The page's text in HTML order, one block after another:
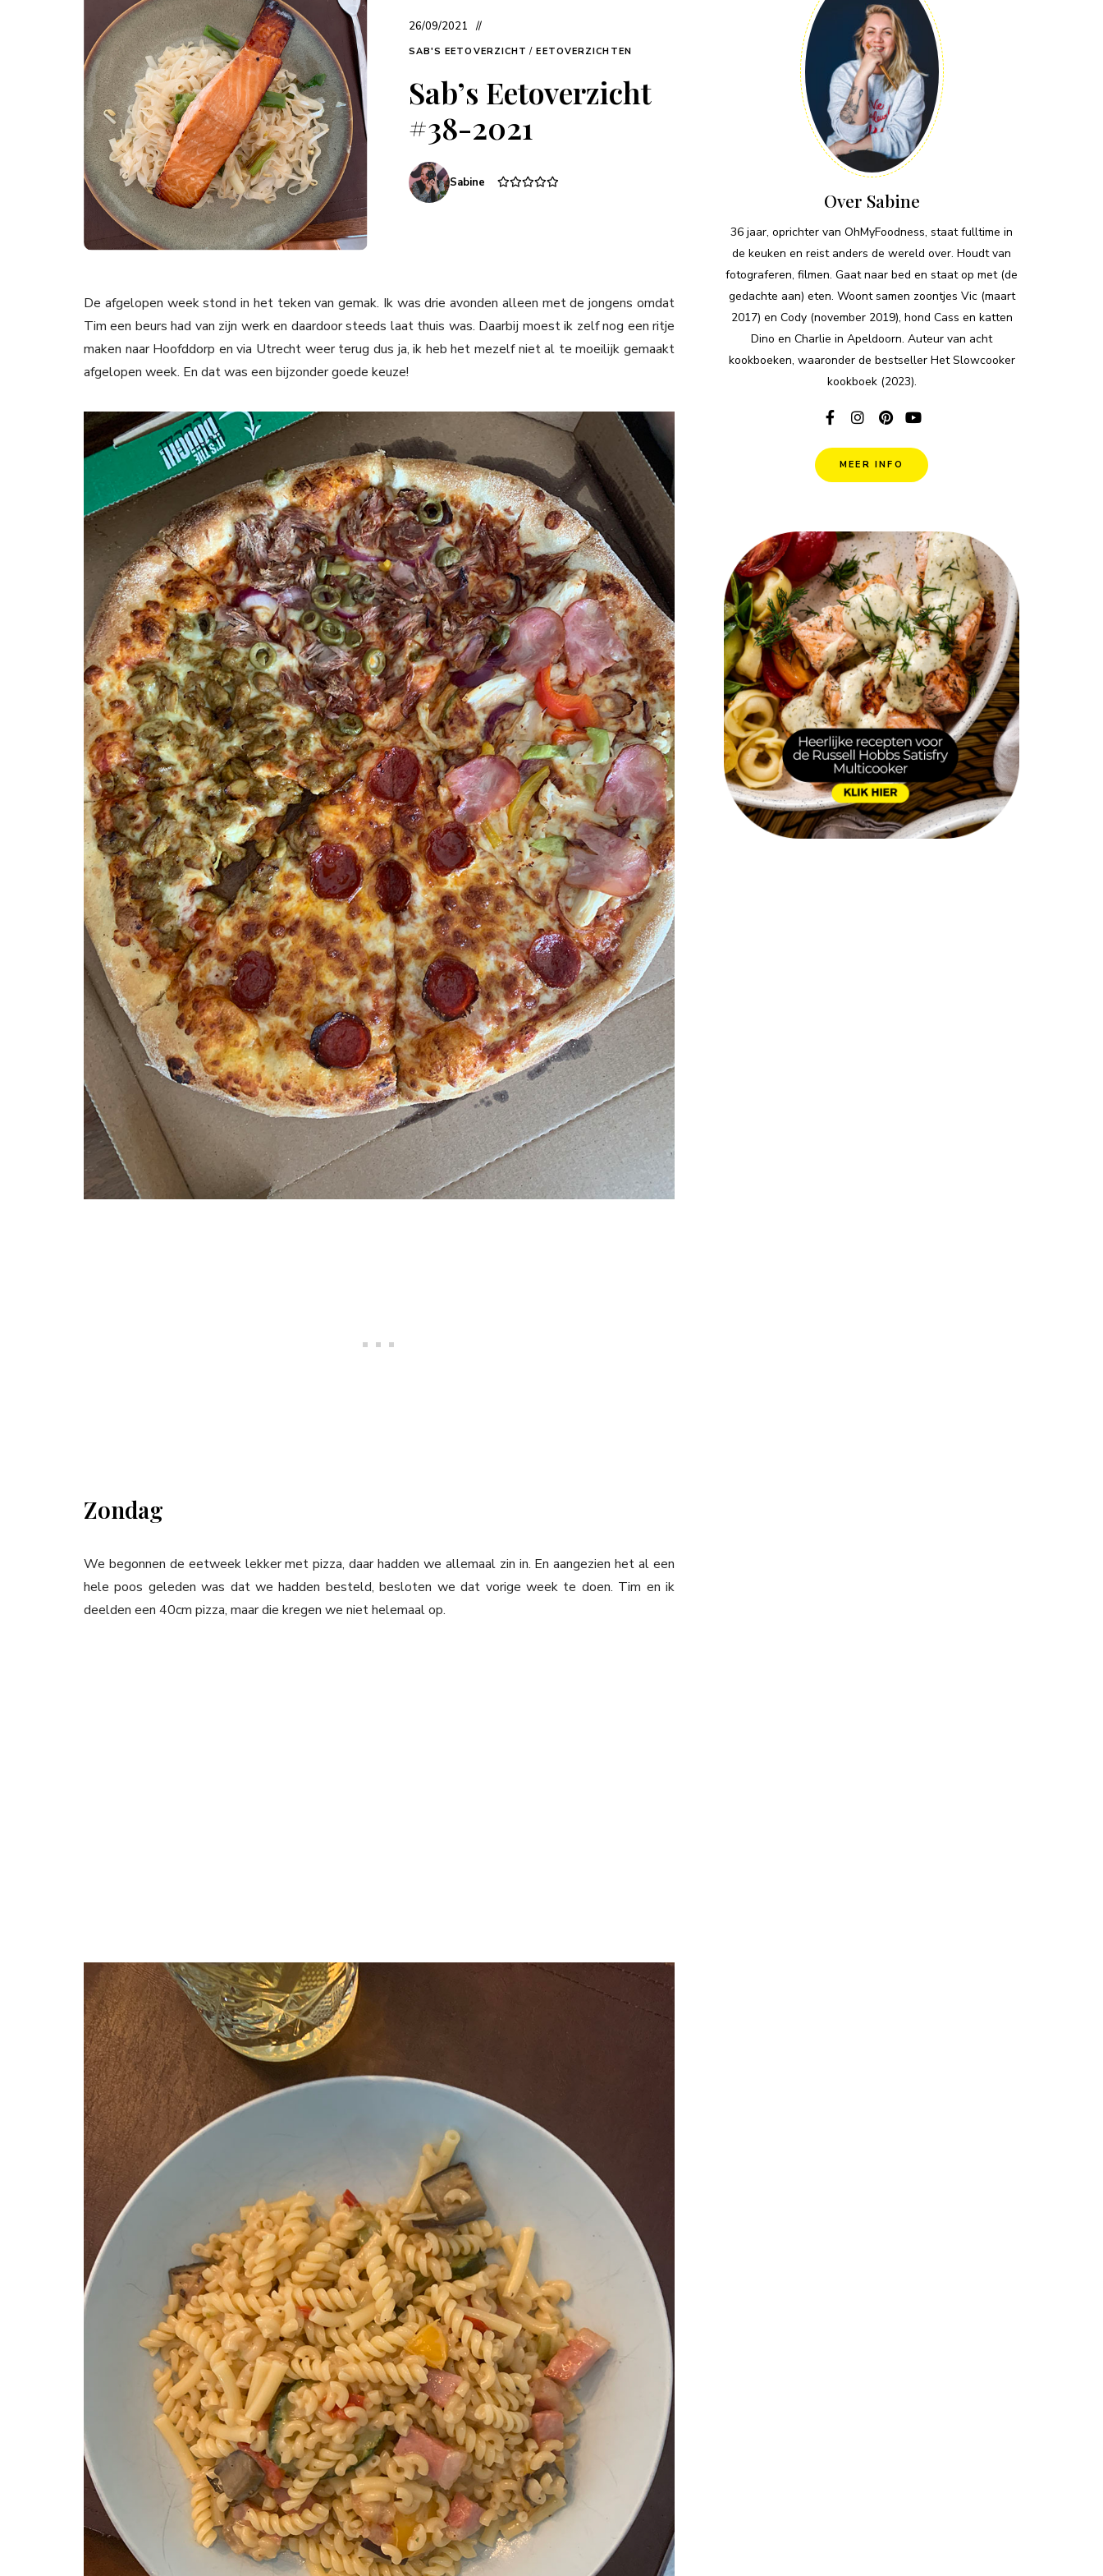
26/09/2021
SAB'S EETOVERZICHT / EETOVERZICHTEN
Sab’s Eetoverzicht
#38-2021
Sabine
De afgelopen week stond in het teken van gemak. Ik was drie avonden alleen met de jongens omdat
Tim een beurs had van zijn werk en daardoor steeds laat thuis was. Daarbij moest ik zelf nog een ritje
maken naar Hoofddorp en via Utrecht weer terug dus ja, ik heb het mezelf niet al te moeilijk gemaakt
afgelopen week. En dat was een bijzonder goede keuze!
Zondag
We begonnen de eetweek lekker met pizza, daar hadden we allemaal zin in. En aangezien het al een
hele poos geleden was dat we hadden besteld, besloten we dat vorige week te doen. Tim en ik
deelden een 40cm pizza, maar die kregen we niet helemaal op.
Over Sabine
36 jaar, oprichter van OhMyFoodness, staat fulltime in
de keuken en reist anders de wereld over. Houdt van
fotograferen, filmen. Gaat naar bed en staat op met (de
gedachte aan) eten. Woont samen zoontjes Vic (maart
2017) en Cody (november 2019), hond Cass en katten
Dino en Charlie in Apeldoorn. Auteur van acht
kookboeken, waaronder de bestseller Het Slowcooker
kookboek (2023).
MEER INFO